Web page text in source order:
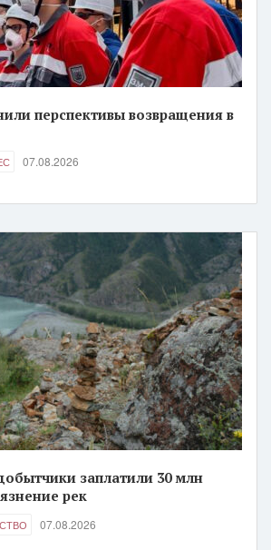
перспективы возвращения в
07.08.2026
заплатили 30 млн
рек
07.08.2026